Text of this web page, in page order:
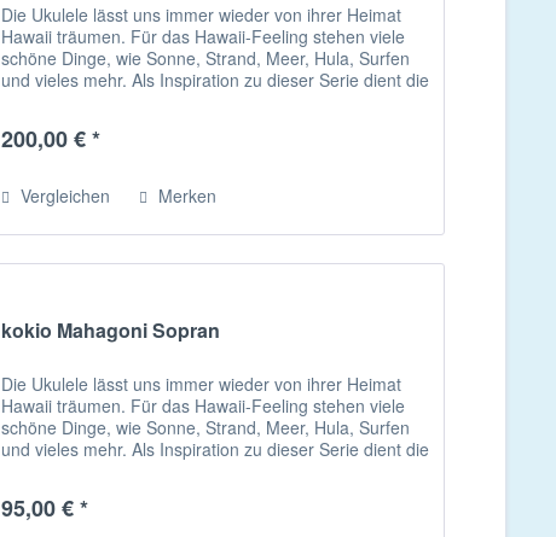
Die Ukulele lässt uns immer wieder von ihrer Heimat
Hawaii träumen. Für das Hawaii-Feeling stehen viele
schöne Dinge, wie Sonne, Strand, Meer, Hula, Surfen
und vieles mehr. Als Inspiration zu dieser Serie dient die
200,00 € *
Vergleichen Merken
kokio Mahagoni Sopran
Die Ukulele lässt uns immer wieder von ihrer Heimat
Hawaii träumen. Für das Hawaii-Feeling stehen viele
schöne Dinge, wie Sonne, Strand, Meer, Hula, Surfen
und vieles mehr. Als Inspiration zu dieser Serie dient die
95,00 € *